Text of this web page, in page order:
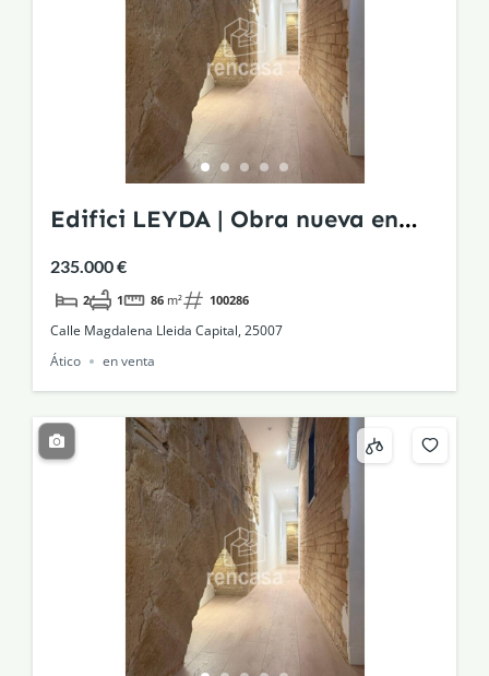
Edifici LEYDA | Obra nueva en
edificio histórico rehabilitado
235.000 €
2 1 86 m² 100286
Calle Magdalena Lleida Capital, 25007
Ático
en venta